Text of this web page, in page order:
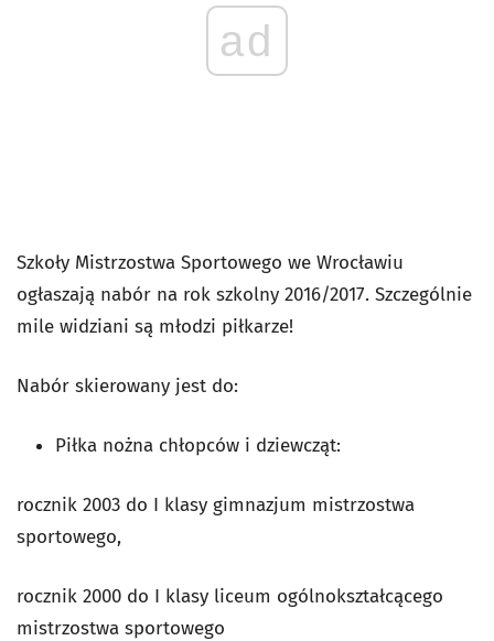
ad
Szkoły Mistrzostwa Sportowego we Wrocławiu
ogłaszają nabór na rok szkolny 2016/2017. Szczególnie
mile widziani są młodzi piłkarze!
Nabór skierowany jest do:
Piłka nożna chłopców i dziewcząt:
rocznik 2003 do I klasy gimnazjum mistrzostwa
sportowego,
rocznik 2000 do I klasy liceum ogólnokształcącego
mistrzostwa sportowego